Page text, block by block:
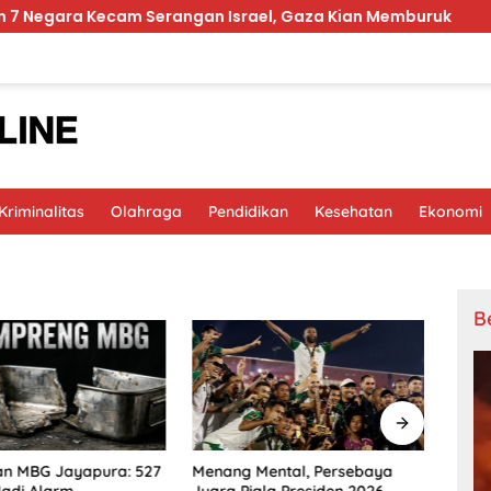
Kecam Serangan Israel, Gaza Kian Memburuk
Olahraga Pendidikan Kesehatan Ekonomi
MBG Jayapura: 527
Menang Mental, Persebaya